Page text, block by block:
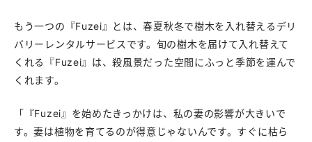
もう一つの『Fuzei』とは、春夏秋冬で樹木を入れ替えるデリ
バリーレンタルサービスです。旬の樹木を届けて入れ替えて
くれる『Fuzei』は、殺風景だった空間にふっと季節を運んで
くれます。
「『Fuzei』を始めたきっかけは、私の妻の影響が大きいで
す。妻は植物を育てるのが得意じゃないんです。すぐに枯ら